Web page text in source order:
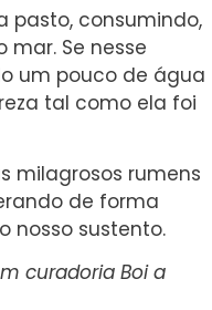
pasto, consumindo,
Se nesse
um pouco de água
tal como ela foi
milagrosos rumens
de forma
nosso sustento.
curadoria Boi a